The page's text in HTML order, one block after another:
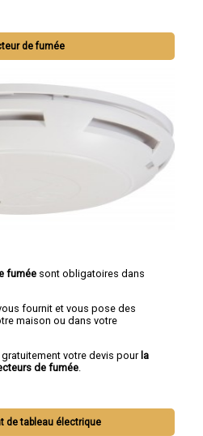
de fumée
fumée sont obligatoires dans
fournit et vous pose des
maison ou dans votre
votre devis pour la
de fumée
de tableau électrique